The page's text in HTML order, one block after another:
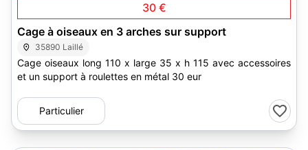
30 €
Cage à oiseaux en 3 arches sur support
35890 Laillé
Cage oiseaux long 110 x large 35 x h 115 avec accessoires
et un support à roulettes en métal 30 eur
Particulier